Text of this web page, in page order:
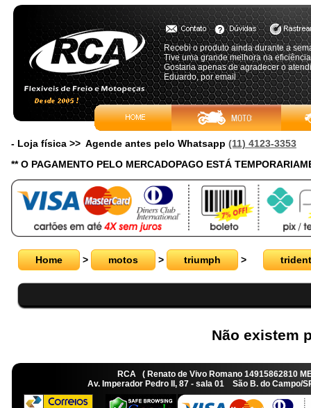
Recebi o produto ainda durante a
Tive uma grande melhora na
Gostaria apenas de agradecer o
Eduardo, por email
- Loja física >> Agende antes pelo Whatsapp (11) 4123-3353
** O PAGAMENTO PELO MERCADOPAGO ESTÁ
Home > motos > triumph > trident
Não existem
RCA ( Renato de Vivo Romano
Av. Imperador Pedro II, 87 - sala 01 São B. do